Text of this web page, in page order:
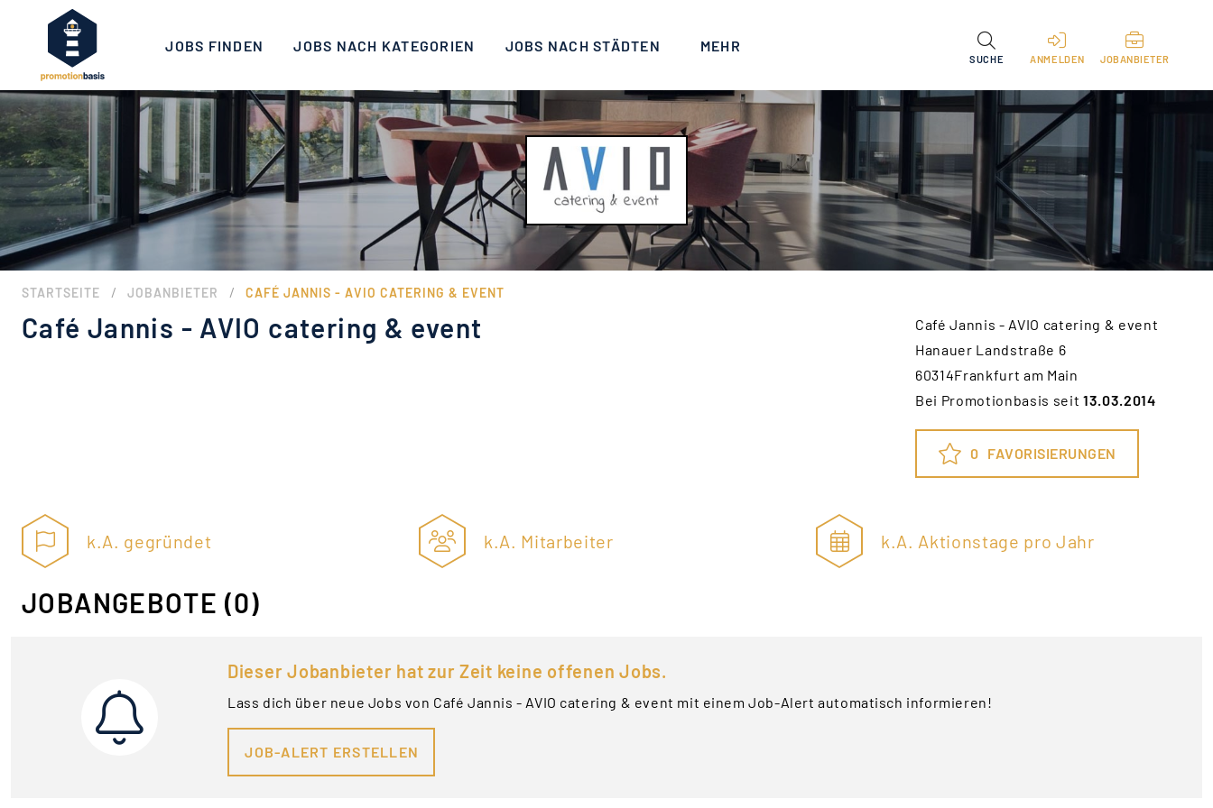
JOBS FINDEN JOBS NACH KATEGORIEN JOBS NACH STÄDTEN MEHR
SUCHE ANMELDEN JOBANBIETER
STARTSEITE / JOBANBIETER / CAFÉ JANNIS - AVIO CATERING & EVENT
Café Jannis - AVIO catering & event
Café Jannis - AVIO catering & event
Hanauer Landstraße 6
60314Frankfurt am Main
Bei Promotionbasis seit13.03.2014
0 FAVORISIERUNGEN
k.A. gegründet k.A. Mitarbeiter k.A. Aktionstage pro Jahr
JOBANGEBOTE (0)
Dieser Jobanbieter hat zur Zeit keine offenen Jobs.
Lass dich über neue Jobs von Café Jannis - AVIO catering & event mit einem Job-Alert automatisch informieren!
JOB-ALERT ERSTELLEN